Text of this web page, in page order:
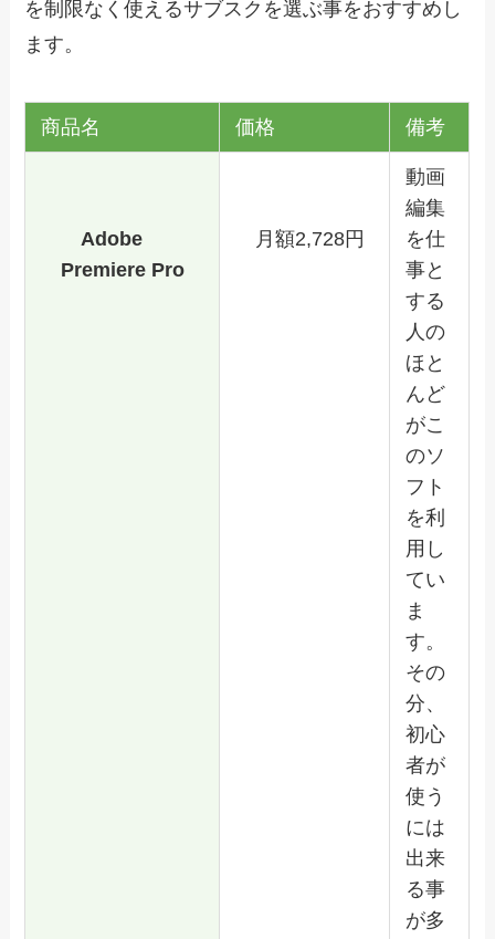
を制限なく使えるサブスクを選ぶ事をおすすめし
ます。
商品名 価格 備考
Adobe
Premiere Pro
月額2,728円
動画
編集
を仕
事と
する
人の
ほと
んど
がこ
のソ
フト
を利
用し
てい
ま
す。
その
分、
初心
者が
使う
には
出来
る事
が多